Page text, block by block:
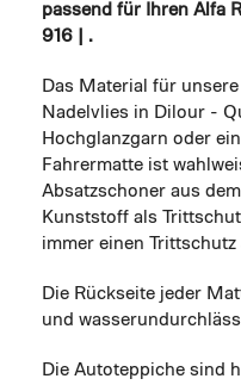
passend für Ihren Alfa
916 | .
Das Material für
Nadelvlies in Dilour -
Hochglanzgarn oder
Fahrermatte ist
Absatzschoner aus
Kunststoff als
immer einen
Die Rückseite jeder
und
Die Autoteppiche sind